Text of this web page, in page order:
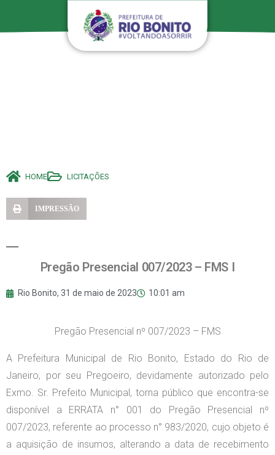
HOME LICITAÇÕES
IMPRESSÃO
Pregão Presencial 007/2023 – FMS I
Rio Bonito, 31 de maio de 2023 10:01 am
Pregão Presencial nº 007/2023 – FMS
A Prefeitura Municipal de Rio Bonito, Estado do Rio de
Janeiro, por seu Pregoeiro, devidamente autorizado pelo
Exmo. Sr. Prefeito Municipal, torna público que encontra-se
disponível a ERRATA n° 001 do Pregão Presencial nº
007/2023, referente ao processo n° 983/2020, cujo objeto é
a aquisição de insumos, alterando a data de recebimento